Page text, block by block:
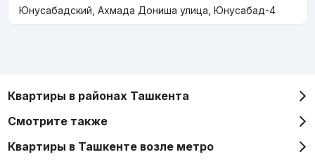
Юнусабадский, Ахмада Дониша улица, Юнусабад-4
Квартиры в районах Ташкента
Смотрите также
Квартиры в Ташкенте возле метро